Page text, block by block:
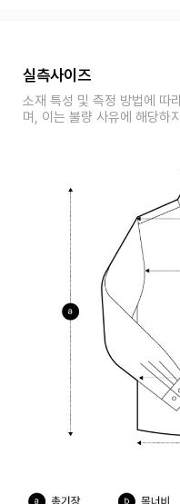
실측사이즈
소재 특성 및 측정 방법에 따
며, 이는 불량 사유에 해당하